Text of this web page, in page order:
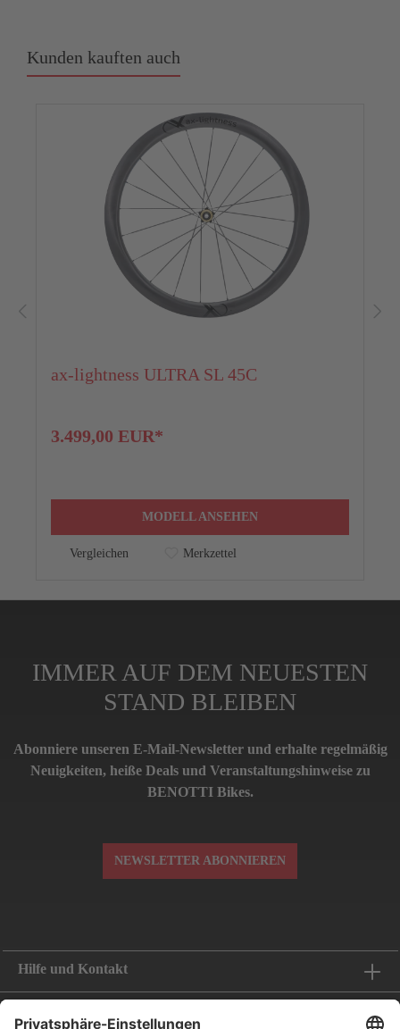
Kunden kauften auch
ax-lightness ULTRA SL 45C
3.499,00 EUR*
MODELL ANSEHEN
Vergleichen Merkzettel
IMMER AUF DEM NEUESTEN
STAND BLEIBEN
Abonniere unseren E-Mail-Newsletter und erhalte regelmäßig
Neuigkeiten, heiße Deals und Veranstaltungshinweise zu
BENOTTI Bikes.
NEWSLETTER ABONNIEREN
Hilfe und Kontakt